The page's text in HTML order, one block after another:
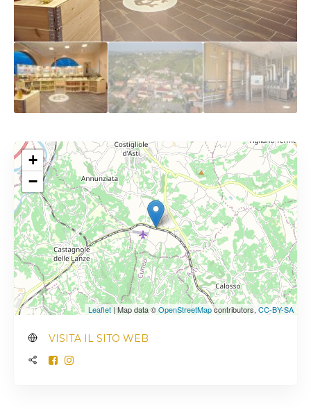
+
−
Leaflet| Map data ©OpenStreetMapcontributors, CC-BY-SA
VISITA IL SITO WEB